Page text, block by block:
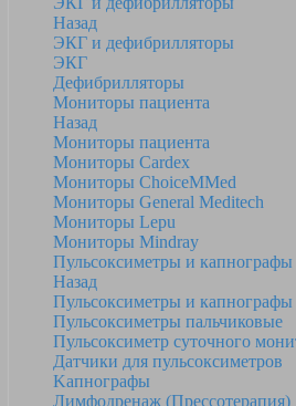
Назад
ЭКГ и дефибрилляторы
ЭКГ
Дефибрилляторы
Мониторы пациента
Назад
Мониторы пациента
Мониторы Cardex
Мониторы ChoiceMMed
Мониторы General Meditech
Мониторы Lepu
Мониторы Mindray
Пульсоксиметры и капнографы
Назад
Пульсоксиметры и капнографы
Пульсоксиметры пальчиковые
Пульсоксиметр суточного
Датчики для пульсоксиметров
Kапнографы
Лимфодренаж (Прессотерапия)